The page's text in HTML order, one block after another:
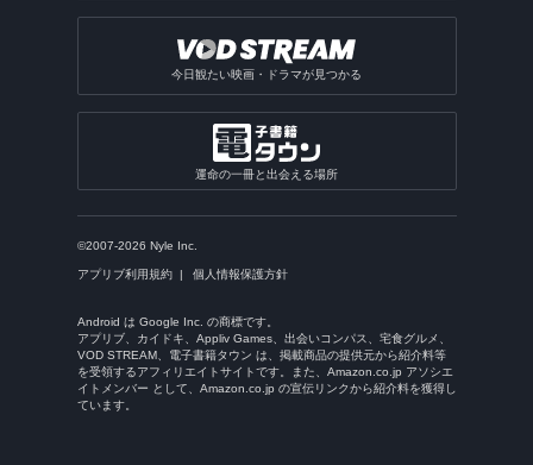
今日観たい映画・ドラマが見つかる
運命の一冊と出会える場所
©2007-2026 Nyle Inc.
アプリブ利用規約 個人情報保護方針
Android は Google Inc. の商標です。
アプリブ、カイドキ、Appliv Games、出会いコンパス、宅食グルメ、
VOD STREAM、電子書籍タウン は、掲載商品の提供元から紹介料等
を受領するアフィリエイトサイトです。また、Amazon.co.jp アソシエ
イトメンバー として、Amazon.co.jp の宣伝リンクから紹介料を獲得し
ています。